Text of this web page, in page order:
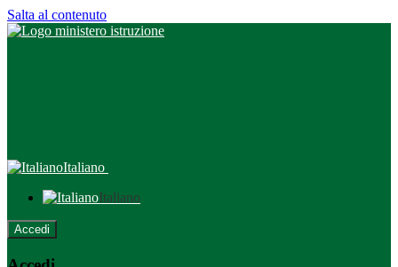
Salta al contenuto
Italiano
Italiano
Accedi